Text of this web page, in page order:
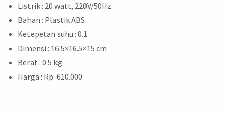
Listrik : 20 watt, 220V/50Hz
Bahan : Plastik ABS
Ketepetan suhu : 0.1
Dimensi : 16.5×16.5×15 cm
Berat : 0.5 kg
Harga : Rp. 610.000